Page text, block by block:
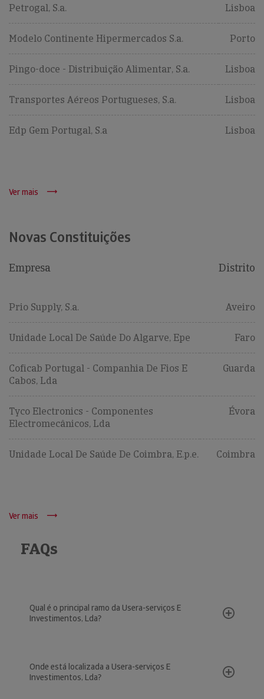
Petrogal, S.a. Lisboa
Modelo Continente Hipermercados S.a. Porto
Pingo-doce - Distribuição Alimentar, S.a. Lisboa
Transportes Aéreos Portugueses, S.a. Lisboa
Edp Gem Portugal, S.a Lisboa
Ver mais
Novas Constituições
Empresa Distrito
Prio Supply, S.a. Aveiro
Unidade Local De Saúde Do Algarve, Epe Faro
Coficab Portugal - Companhia De Fios E
Cabos, Lda
Guarda
Tyco Electronics - Componentes
Electromecânicos, Lda
Évora
Unidade Local De Saúde De Coimbra, E.p.e. Coimbra
Ver mais
FAQs
Qual é o principal ramo da Usera-serviços E
Investimentos, Lda?
Onde está localizada a Usera-serviços E
Investimentos, Lda?